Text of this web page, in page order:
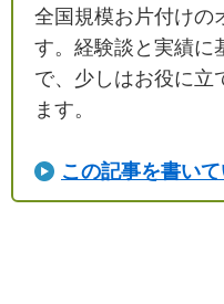
全国規模お片付けの
す。経験談と実績に
で、少しはお役に立
ます。
この記事を書い